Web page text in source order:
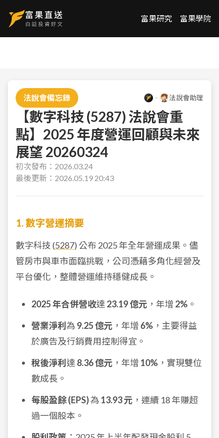
富果研究 富果學院
法說會備忘錄 法說會助理
【數字科技 (5287) 法說會重
點】2025 年度營運回顧與未來
展望 20260324
初次發布： 2026.03.24
最後更新： 2026.05.19 20:43
1. 數字營運摘要
數字科技 (5287) 公布 2025 年全年營運成果。儘
管房市與車市面臨挑戰，公司憑藉多角化經營及
平台優化，整體營運維持穩健成長。
2025 年合併營收達 23.19 億元 ，年增 2% 。
營業淨利 為 9.25 億元 ，年增 6% ，主要得益
於廣告及行銷費用控制得宜。
稅後淨利 達 8.36 億元 ，年增 10% ，實現雙位
數成長。
每股盈餘 (EPS)為 13.93 元 ，連續 18 年賺超
過一個股本。